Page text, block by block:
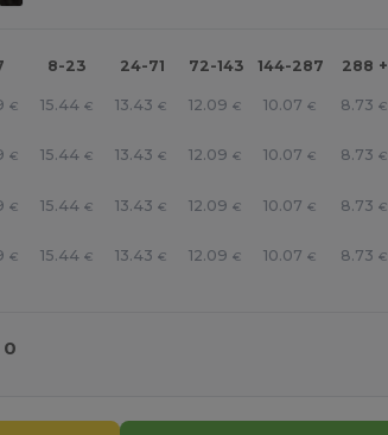
8-23 24-71 72-143 144-287 288 +
€ 15.44 € 13.43 € 12.09 € 10.07 € 8.73 €
€ 15.44 € 13.43 € 12.09 € 10.07 € 8.73 €
€ 15.44 € 13.43 € 12.09 € 10.07 € 8.73 €
€ 15.44 € 13.43 € 12.09 € 10.07 € 8.73 €
0